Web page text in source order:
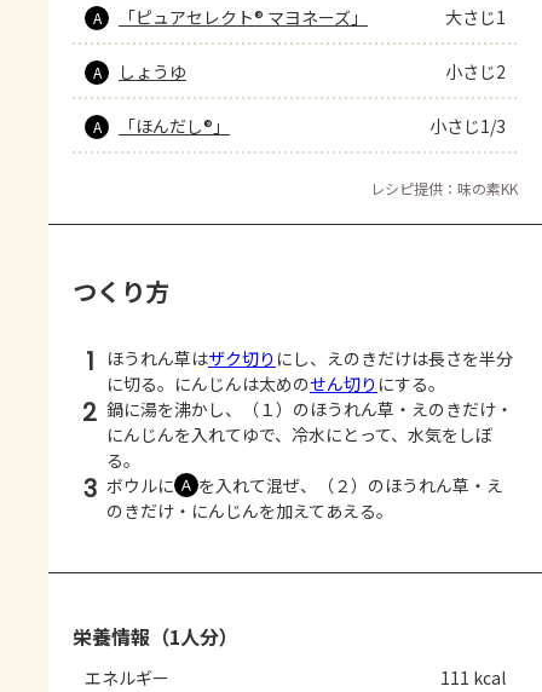
A 「ピュアセレクト® マヨネーズ」 大さじ1
A しょうゆ 小さじ2
A 「ほんだし®」 小さじ1/3
レシピ提供：味の素KK
つくり方
1 ほうれん草はザク切り にし、えのきだけは長さを半分
に切る。にんじんは太めのせん切り にする。
2 鍋に湯を沸かし、（１）のほうれん草・えのきだけ・
にんじんを入れてゆで、冷水にとって、水気をしぼ
る。
3 ボウルに Ａ を入れて混ぜ、（２）のほうれん草・え
のきだけ・にんじんを加えてあえる。
栄養情報（1人分）
エネルギー 111 kcal